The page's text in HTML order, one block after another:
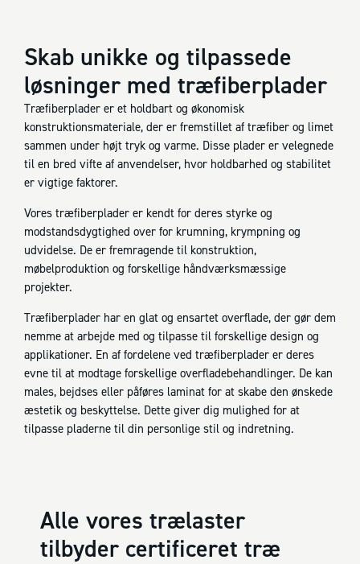
Skab unikke og tilpassede
løsninger med træfiberplader
Træfiberplader er et holdbart og økonomisk
konstruktionsmateriale, der er fremstillet af træfiber og limet
sammen under højt tryk og varme. Disse plader er velegnede
til en bred vifte af anvendelser, hvor holdbarhed og stabilitet
er vigtige faktorer.
Vores træfiberplader er kendt for deres styrke og
modstandsdygtighed over for krumning, krympning og
udvidelse. De er fremragende til konstruktion,
møbelproduktion og forskellige håndværksmæssige
projekter.
Træfiberplader har en glat og ensartet overflade, der gør dem
nemme at arbejde med og tilpasse til forskellige design og
applikationer. En af fordelene ved træfiberplader er deres
evne til at modtage forskellige overfladebehandlinger. De kan
males, bejdses eller påføres laminat for at skabe den ønskede
æstetik og beskyttelse. Dette giver dig mulighed for at
tilpasse pladerne til din personlige stil og indretning.
Alle vores trælaster
tilbyder certificeret træ